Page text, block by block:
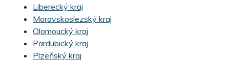
Liberecký kraj
Moravskoslezský kraj
Olomoucký kraj
Pardubický kraj
Plzeňský kraj